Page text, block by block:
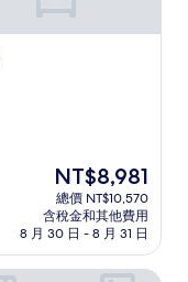
現
在
價
格
為
NT$8,981
NT$8,981
總價 NT$10,570
含稅金和其他費用
8 月 30 日 - 8 月 31 日